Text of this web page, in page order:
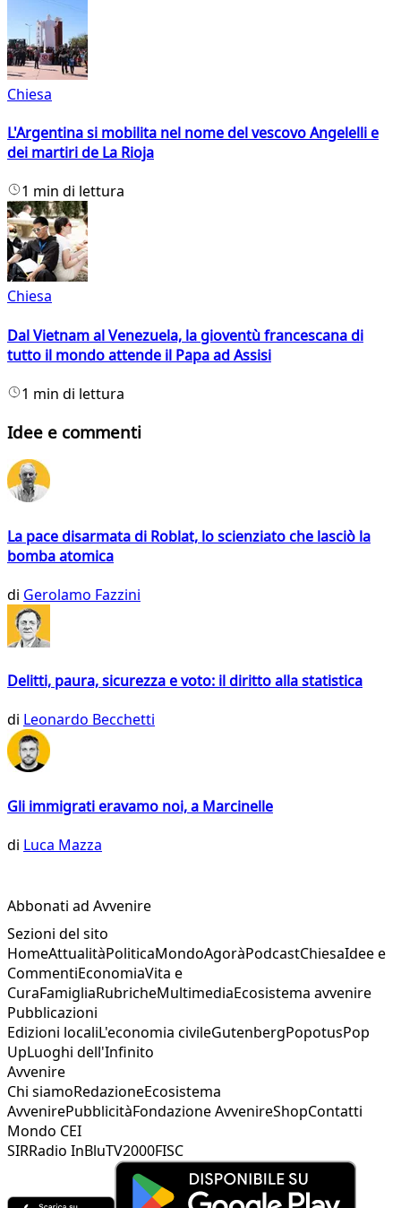
Chiesa
L'Argentina si mobilita nel nome del vescovo Angelelli e
dei martiri de La Rioja
1 min di lettura
Chiesa
Dal Vietnam al Venezuela, la gioventù francescana di
tutto il mondo attende il Papa ad Assisi
1 min di lettura
Idee e commenti
La pace disarmata di Roblat, lo scienziato che lasciò la
bomba atomica
di Gerolamo Fazzini
Delitti, paura, sicurezza e voto: il diritto alla statistica
di Leonardo Becchetti
Gli immigrati eravamo noi, a Marcinelle
di Luca Mazza
Abbonati ad Avvenire
Sezioni del sito
HomeAttualitàPoliticaMondoAgoràPodcastChiesaIdee e
CommentiEconomiaVita e
CuraFamigliaRubricheMultimediaEcosistema avvenire
Pubblicazioni
Edizioni localiL'economia civileGutenbergPopotusPop
UpLuoghi dell'Infinito
Avvenire
Chi siamoRedazioneEcosistema
AvvenirePubblicitàFondazione AvvenireShopContatti
Mondo CEI
SIRRadio InBluTV2000FISC